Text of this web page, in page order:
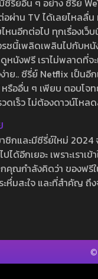
รี่ย์อื่น ๆ อย่าง ซีรี่ย์
ผ่าน TV ได้เลยไหลลื่
นอีกต่อไป ทุกเรื่องเว็
ชนี้เพลิดเพลินไปกับห
นังฟรี เราไม่พลาดที่
าย.. ซีรี่ย์ Netflix เป็น
ออื่น ๆ เพียบ ตอบโจท
ดเร็ว ไม่ต้องดาวน์โห
ชิกและมีซีรี่ย์ใหม่
ปได้อีกเยอะ เพราะเร
คุณกำลังคิดว่า ของฟ
หึ่มสะใจ และที่สำคัญ
©